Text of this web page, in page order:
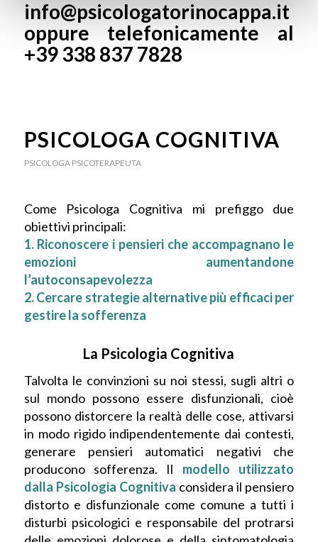
info@psicologatorinocappa.it
oppure telefonicamente al
+39 338 837 7828
PSICOLOGA COGNITIVA
PSICOLOGA PSICOTERAPEUTA
Come Psicologa Cognitiva mi prefiggo due
obiettivi principali:
1. Riconoscere i pensieri che accompagnano le
emozioni aumentandone
l’autoconsapevolezza
2. Cercare strategie alternative più efficaci per
gestire la sofferenza
La Psicologia Cognitiva
Talvolta le convinzioni su noi stessi, sugli altri o
sul mondo possono essere disfunzionali, cioè
possono distorcere la realtà delle cose, attivarsi
in modo rigido indipendentemente dai contesti,
generare pensieri automatici negativi che
producono sofferenza. Il modello utilizzato
dalla Psicologia Cognitiva considera il pensiero
distorto e disfunzionale come comune a tutti i
disturbi psicologici e responsabile del protrarsi